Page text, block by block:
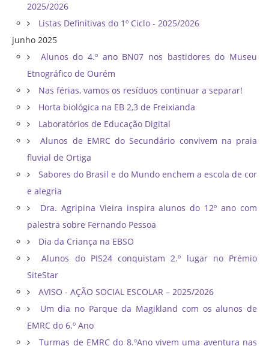
2025/2026
Listas Definitivas do 1º Ciclo - 2025/2026
junho 2025
Alunos do 4.º ano BN07 nos bastidores do Museu
Etnográfico de Ourém
Nas férias, vamos os resíduos continuar a separar!
Horta biológica na EB 2,3 de Freixianda
Laboratórios de Educação Digital
Alunos de EMRC do Secundário convivem na praia
fluvial de Ortiga
Sabores do Brasil e do Mundo enchem a escola de cor
e alegria
Dra. Agripina Vieira inspira alunos do 12º ano com
palestra sobre Fernando Pessoa
Dia da Criança na EBSO
Alunos do PIS24 conquistam 2.º lugar no Prémio
SiteStar
AVISO - AÇÃO SOCIAL ESCOLAR – 2025/2026
Um dia no Parque da Magikland com os alunos de
EMRC do 6.º Ano
Turmas de EMRC do 8.ºAno vivem uma aventura nas